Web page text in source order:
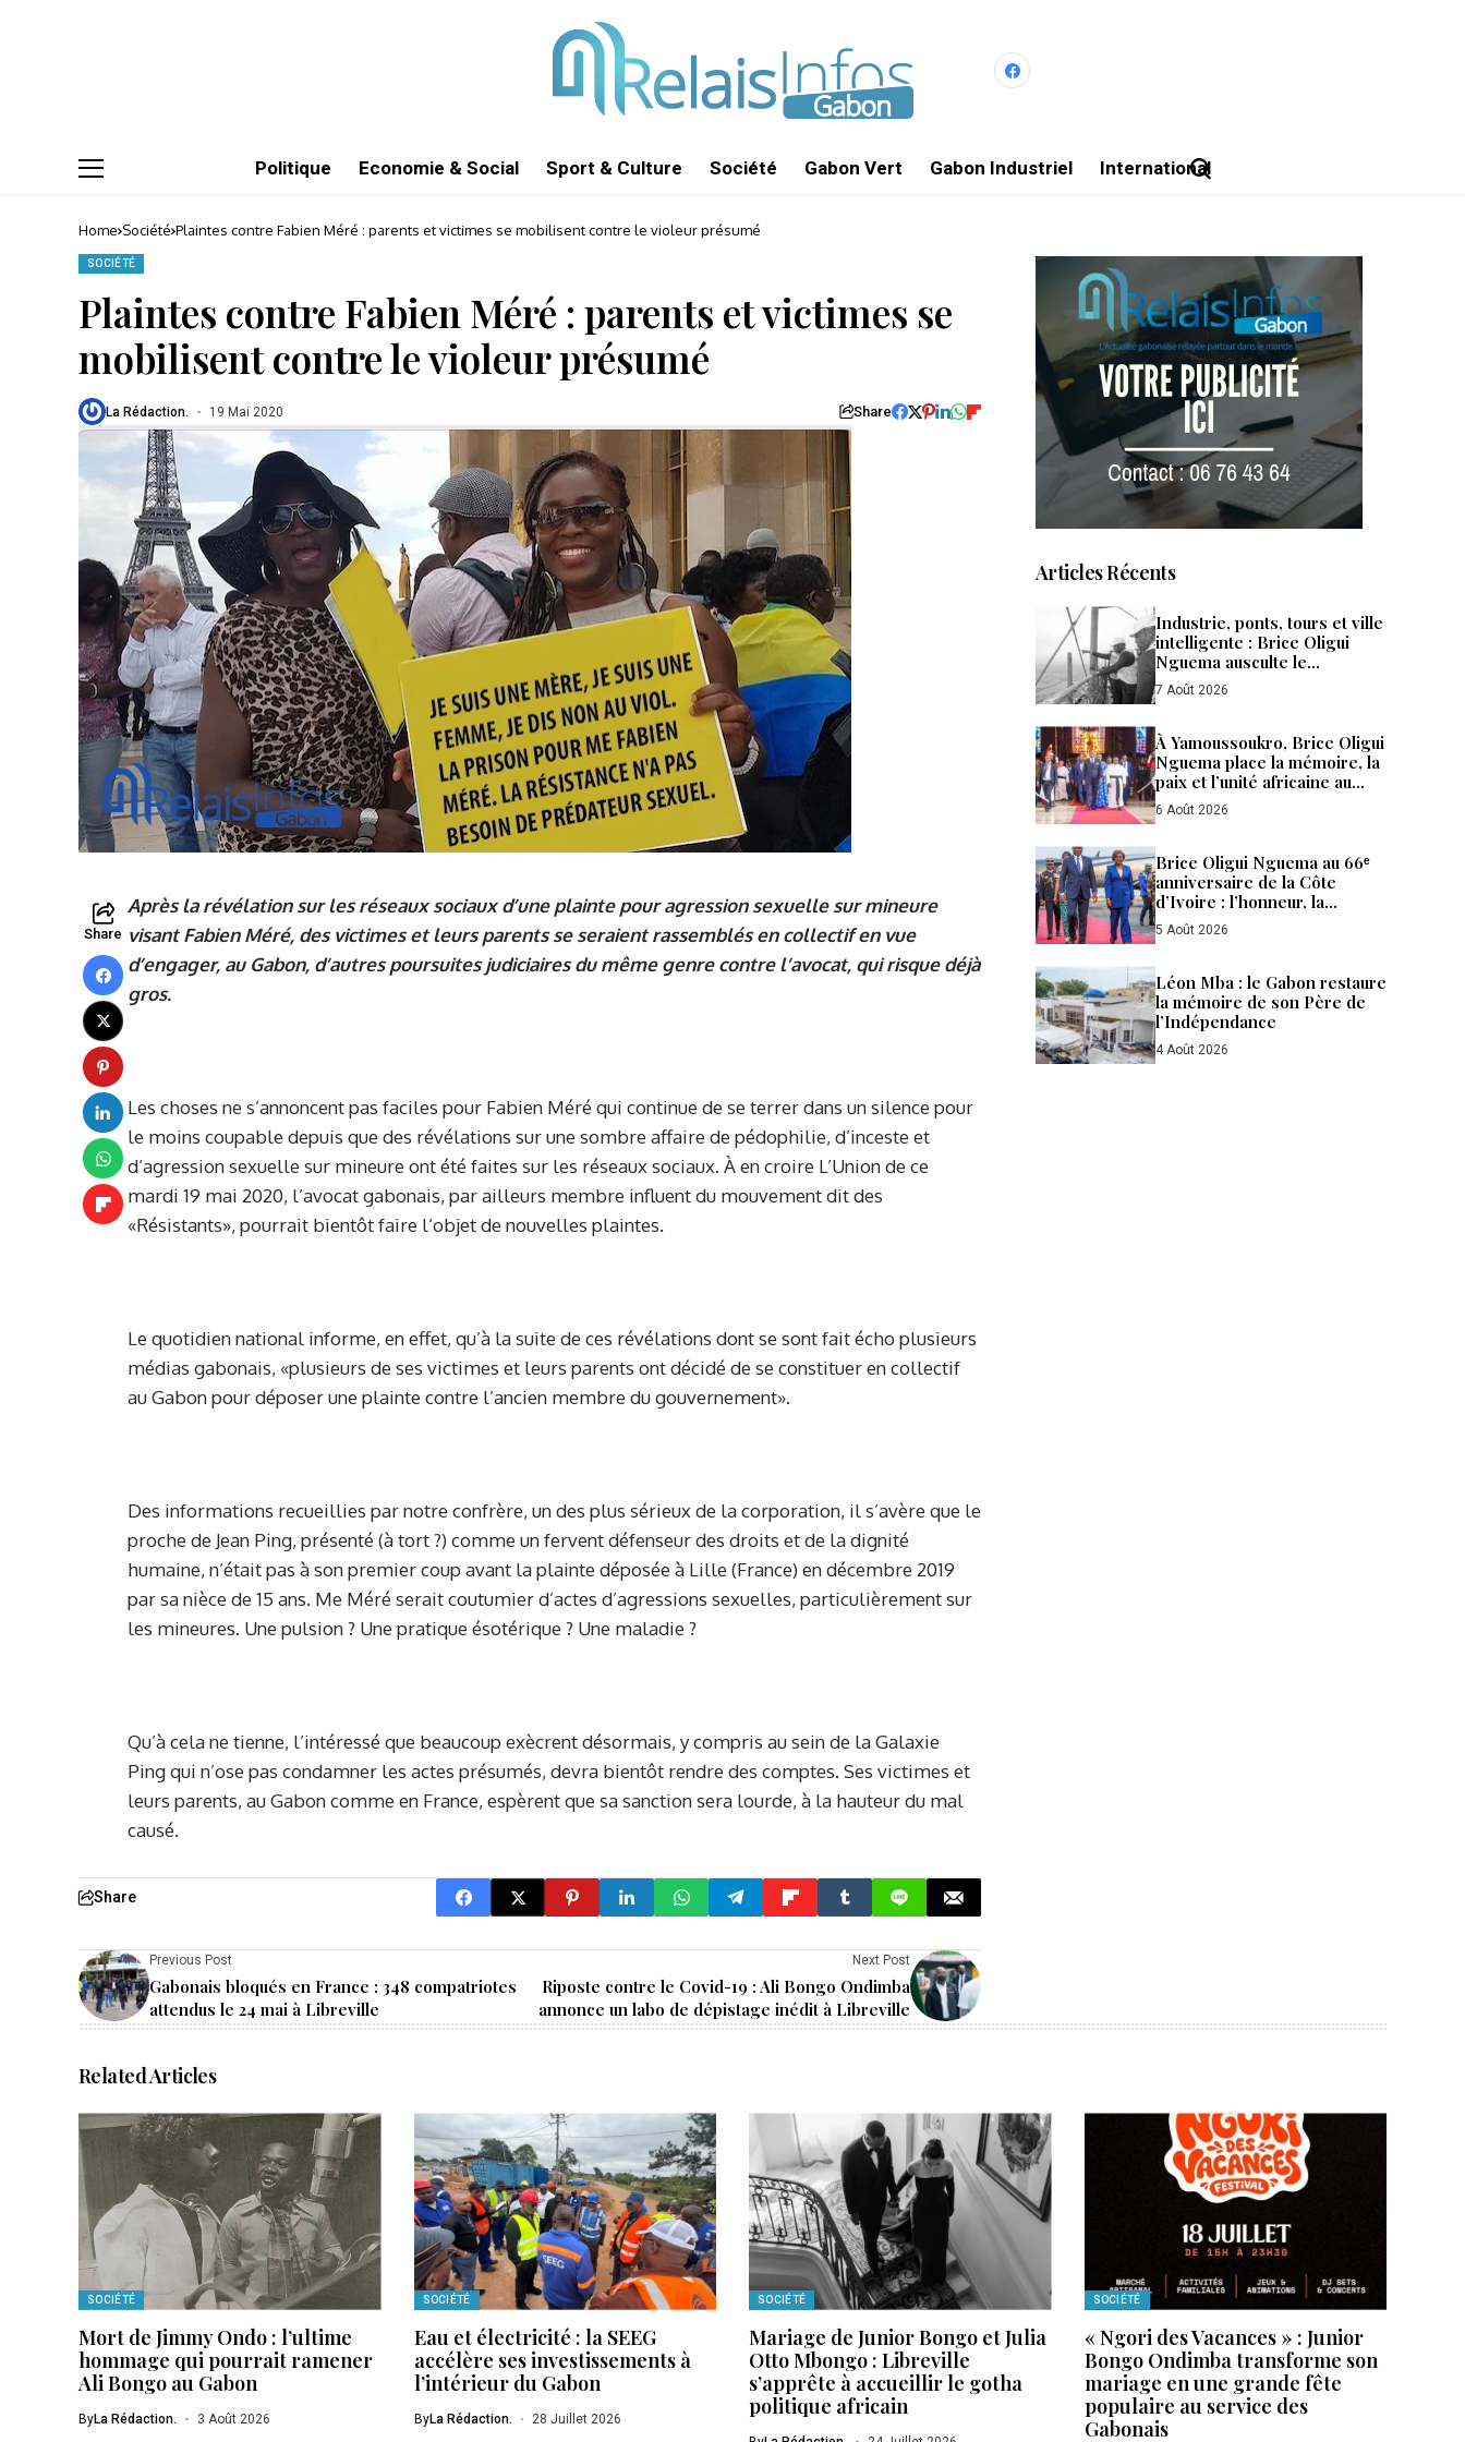
Politique Economie & Social Sport & Culture Société Gabon Vert Gabon Industriel International
Home Société Plaintes contre Fabien Méré : parents et victimes se mobilisent contre le violeur présumé
SOCIÉTÉ
Plaintes contre Fabien Méré : parents et victimes se
mobilisent contre le violeur présumé
La Rédaction. 19 Mai 2020 Share
Share
Après la révélation sur les réseaux sociaux d’une plainte pour agression sexuelle sur mineure
visant Fabien Méré, des victimes et leurs parents se seraient rassemblés en collectif en vue
d’engager, au Gabon, d’autres poursuites judiciaires du même genre contre l’avocat, qui risque déjà
gros.
Les choses ne s’annoncent pas faciles pour Fabien Méré qui continue de se terrer dans un silence pour
le moins coupable depuis que des révélations sur une sombre affaire de pédophilie, d’inceste et
d’agression sexuelle sur mineure ont été faites sur les réseaux sociaux. À en croire L’Union de ce
mardi 19 mai 2020, l’avocat gabonais, par ailleurs membre influent du mouvement dit des
«Résistants», pourrait bientôt faire l’objet de nouvelles plaintes.
Le quotidien national informe, en effet, qu’à la suite de ces révélations dont se sont fait écho plusieurs
médias gabonais, «plusieurs de ses victimes et leurs parents ont décidé de se constituer en collectif
au Gabon pour déposer une plainte contre l’ancien membre du gouvernement».
Des informations recueillies par notre confrère, un des plus sérieux de la corporation, il s’avère que le
proche de Jean Ping, présenté (à tort ?) comme un fervent défenseur des droits et de la dignité
humaine, n’était pas à son premier coup avant la plainte déposée à Lille (France) en décembre 2019
par sa nièce de 15 ans. Me Méré serait coutumier d’actes d’agressions sexuelles, particulièrement sur
les mineures. Une pulsion ? Une pratique ésotérique ? Une maladie ?
Qu’à cela ne tienne, l’intéressé que beaucoup exècrent désormais, y compris au sein de la Galaxie
Ping qui n’ose pas condamner les actes présumés, devra bientôt rendre des comptes. Ses victimes et
leurs parents, au Gabon comme en France, espèrent que sa sanction sera lourde, à la hauteur du mal
causé.
Share
Previous Post
Gabonais bloqués en France : 348 compatriotes
attendus le 24 mai à Libreville
Next Post
Riposte contre le Covid-19 : Ali Bongo Ondimba
annonce un labo de dépistage inédit à Libreville
Articles Récents
Industrie, ponts, tours et ville
intelligente : Brice Oligui
Nguema ausculte le
laboratoire ivoirien
7 Août 2026
À Yamoussoukro, Brice Oligui
Nguema place la mémoire, la
paix et l’unité africaine au
cœur de sa diplomatie
6 Août 2026
Brice Oligui Nguema au 66ᵉ
anniversaire de la Côte
d’Ivoire : l’honneur, la
diplomatie et les affaires
5 Août 2026
Léon Mba : le Gabon restaure
la mémoire de son Père de
l’Indépendance
4 Août 2026
Related Articles
SOCIÉTÉ
Mort de Jimmy Ondo : l’ultime
hommage qui pourrait ramener
Ali Bongo au Gabon
ByLa Rédaction. 3 Août 2026
SOCIÉTÉ
Eau et électricité : la SEEG
accélère ses investissements à
l’intérieur du Gabon
ByLa Rédaction. 28 Juillet 2026
SOCIÉTÉ
Mariage de Junior Bongo et Julia
Otto Mbongo : Libreville
s’apprête à accueillir le gotha
politique africain
SOCIÉTÉ
« Ngori des Vacances » : Junior
Bongo Ondimba transforme son
mariage en une grande fête
populaire au service des
Gabonais